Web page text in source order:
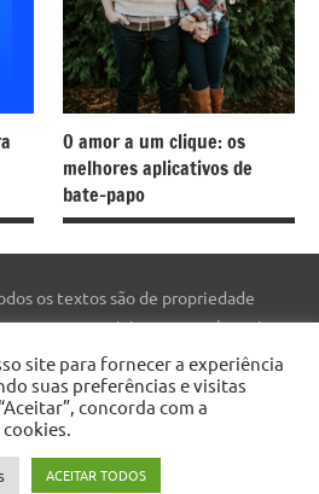
O amor a um clique: os
melhores aplicativos de
bate-papo
os textos são de propriedade
comerciais, nomes e logotipos
respectivas empresas. Este site não
ou do Facebook, Inc. Este site não é
Facebook ™ é uma marca registrada
Facebook, Inc.
site para fornecer a experiência
suas preferências e visitas
concorda com a
ACEITAR TODOS